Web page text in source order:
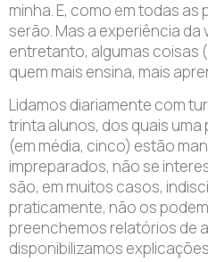
minha. E, como em todas
serão. Mas a experiência da
entretanto, algumas coisas
quem mais ensina, mais
Lidamos diariamente com
trinta alunos, dos quais
(em média, cinco) estão
impreparados, não se
são, em muitos casos,
praticamente, não os
preenchemos relatórios de
disponibilizamos